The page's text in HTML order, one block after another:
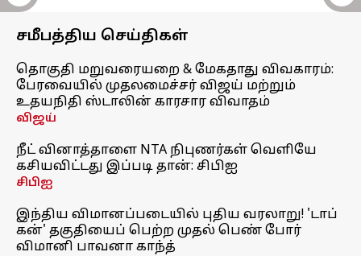
சமீபத்திய செய்திகள்
தொகுதி மறுவரையறை & மேகதாது விவகாரம்:
பேரவையில் முதலமைச்சர் விஜய் மற்றும்
உதயநிதி ஸ்டாலின் காரசார விவாதம்
விஜய்
நீட் வினாத்தாளை NTA நிபுணர்கள் வெளியே
கசியவிட்டது இப்படி தான்: சிபிஐ
சிபிஐ
இந்திய விமானப்படையில் புதிய வரலாறு! 'டாப்
கன்' தகுதியைப் பெற்ற முதல் பெண் போர்
விமானி பாவனா காந்த்